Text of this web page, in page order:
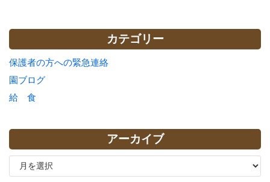
カテゴリー
保護者の方への緊急連絡
園ブログ
給 食
アーカイブ